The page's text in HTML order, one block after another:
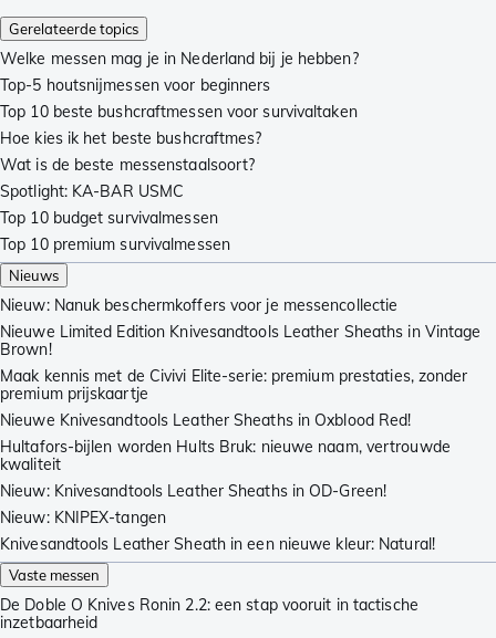
Gerelateerde topics
Welke messen mag je in Nederland bij je hebben?
Top-5 houtsnijmessen voor beginners
Top 10 beste bushcraftmessen voor survivaltaken
Hoe kies ik het beste bushcraftmes?
Wat is de beste messenstaalsoort?
Spotlight: KA-BAR USMC
Top 10 budget survivalmessen
Top 10 premium survivalmessen
Nieuws
Nieuw: Nanuk beschermkoffers voor je messencollectie
Nieuwe Limited Edition Knivesandtools Leather Sheaths in Vintage
Brown!
Maak kennis met de Civivi Elite-serie: premium prestaties, zonder
premium prijskaartje
Nieuwe Knivesandtools Leather Sheaths in Oxblood Red!
Hultafors-bijlen worden Hults Bruk: nieuwe naam, vertrouwde
kwaliteit
Nieuw: Knivesandtools Leather Sheaths in OD-Green!
Nieuw: KNIPEX-tangen
Knivesandtools Leather Sheath in een nieuwe kleur: Natural!
Vaste messen
De Doble O Knives Ronin 2.2: een stap vooruit in tactische
inzetbaarheid